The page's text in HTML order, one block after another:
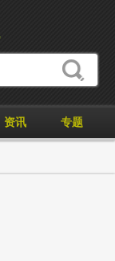
资讯 专题